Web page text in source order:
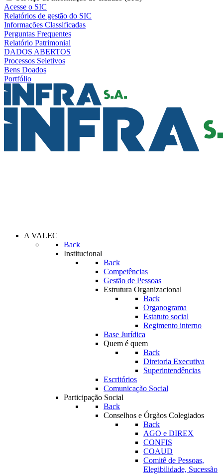
Acesse o SIC
Relatórios de gestão do SIC
Informações Classificadas
Perguntas Frequentes
Relatório Patrimonial
DADOS ABERTOS
Processos Seletivos
Bens Doados
Portfólio
A VALEC
Back
Institucional
Back
Competências
Gestão de Pessoas
Estrutura Organizacional
Back
Organograma
Estatuto social
Regimento interno
Base Jurídica
Quem é quem
Back
Diretoria Executiva
Superintendências
Escritórios
Comunicação Social
Participação Social
Back
Conselhos e Órgãos Colegiados
Back
AGO e DIREX
CONFIS
COAUD
Comitê de Pessoas,
Elegibilidade, Sucessão